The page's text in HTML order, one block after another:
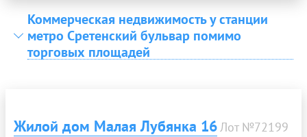
Коммерческая недвижимость у станции
метро Сретенский бульвар помимо
торговых площадей
Жилой дом Малая Лубянка 16Лот №72199